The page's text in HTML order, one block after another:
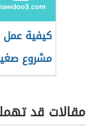
كيفية عمل
مشروع
مقالات قد